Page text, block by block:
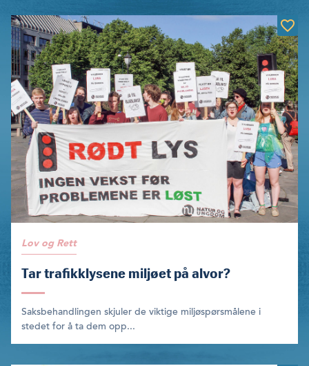
Lov og Rett
Tar trafikklysene miljøet på alvor?
Saksbehandlingen skjuler de viktige miljøspørsmålene i
stedet for å ta dem opp...